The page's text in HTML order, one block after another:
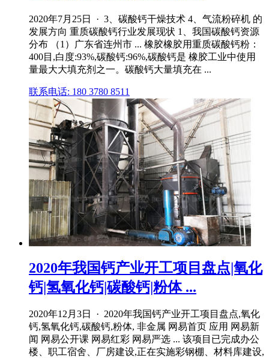
2020年7月25日 · 3、碳酸钙干燥技术 4、气流粉碎机 的
发展方向 重质碳酸钙行业发展现状 1、我国碳酸钙资源
分布 （1）广东省连州市 ... 橡胶橡胶用重质碳酸钙粉：
400目,白度:93%,碳酸钙:96%,碳酸钙是 橡胶工业中使用
量最大大填充剂之一。碳酸钙大量填充在 ...
联系电话: 180 3780 8511
2020年我国钙产业开工项目盘点|氧化
钙|氢氧化钙|碳酸钙|粉体 ...
2020年12月3日 · 2020年我国钙产业开工项目盘点,氧化
钙,氢氧化钙,碳酸钙,粉体, 非金属 网易首页 应用 网易新
闻 网易公开课 网易红彩 网易严选 ... 该项目已完成办公
楼、职工宿舍、厂房建设,正在实施彩钢棚、材料库建设,